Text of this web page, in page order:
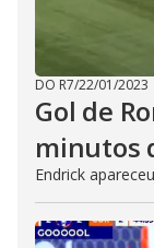
DO R7/22/01/2023
Gol de
minutos
Endrick